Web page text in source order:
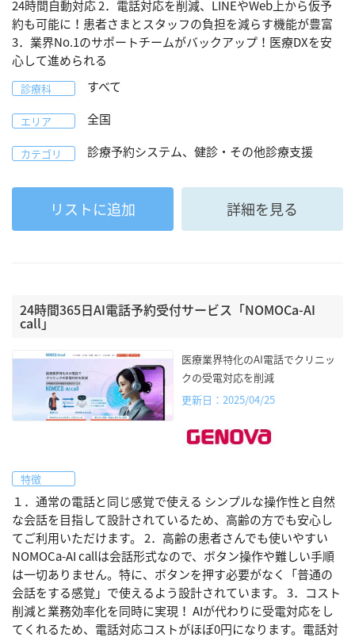
24時間自動対応 2．電話対応を削減、LINEやWeb上から仮予
約も可能に！患者さまとスタッフの負担を減らす機能が豊富
3．業界No.1のサポートチームがバックアップ！医療DXを安
心して進められる
診療科 すべて
エリア 全国
カテゴリ 診療予約システム、健診・その他診療支援
リストに追加 詳細を見る
24時間365日AI電話予約受付サービス「NOMOCa-AI
call」
医療業界特化のAI電話でクリニッ
クの受電対応を削減
更新日：2025/04/25
特徴
１．通常の電話と同じ感覚で使える シンプルな操作性と自然
な会話を目指して設計されているため、高齢の方でも安心し
てご利用いただけます。 2．高齢の患者さんでも使いやすい
NOMOCa-AI callは会話形式なので、ボタン操作や難しい手順
は一切ありません。特に、ボタンを押す必要がなく「普通の
会話をする感覚」で使えるよう設計されています。 3．コスト
削減と業務効率化を同時に実現！ AIが代わりに受電対応をし
てくれるため、電話対応コストがほぼ0円になります。電話対